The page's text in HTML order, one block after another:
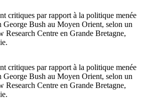
critiques par rapport à la politique menée
George Bush au Moyen Orient, selon un
Research Centre en Grande Bretagne,
critiques par rapport à la politique menée
George Bush au Moyen Orient, selon un
Research Centre en Grande Bretagne,